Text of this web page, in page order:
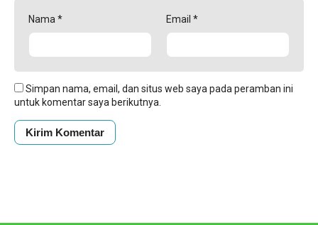
Nama * Email *
Simpan nama, email, dan situs web saya pada peramban ini
untuk komentar saya berikutnya.